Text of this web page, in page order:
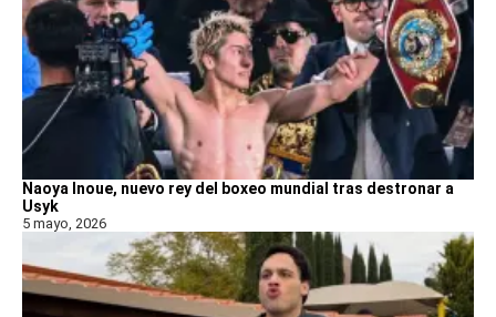
Naoya Inoue, nuevo rey del boxeo mundial tras destronar a
Usyk
5 mayo, 2026